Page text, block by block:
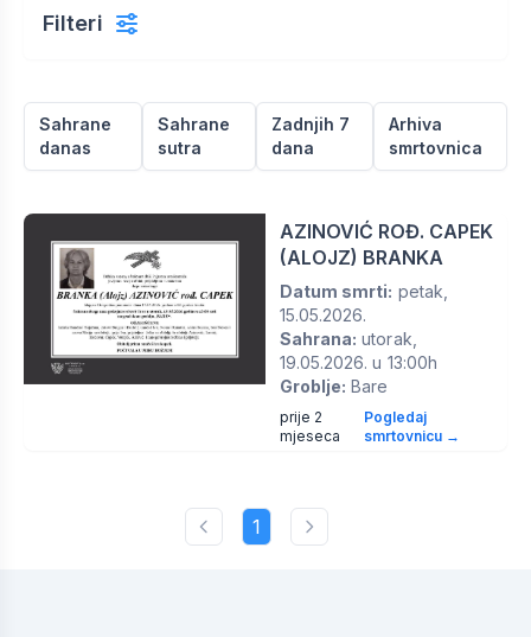
Filteri
Sahrane
danas
Sahrane
sutra
Zadnjih 7
dana
Arhiva
smrtovnica
AZINOVIĆ ROĐ. CAPEK
(ALOJZ) BRANKA
Datum smrti: petak,
15.05.2026.
Sahrana: utorak,
19.05.2026. u 13:00h
Groblje: Bare
prije 2
mjeseca
Pogledaj
smrtovnicu →
1